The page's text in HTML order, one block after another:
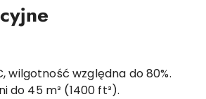
wilgotność względna do 80%.
do 45 m³ (1400 ft³).